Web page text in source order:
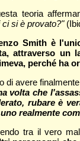
teoria
ci si è provato?"
Smith è
attraverso
perché ha
avere
volta che
rubare è
realmente
tra il vero